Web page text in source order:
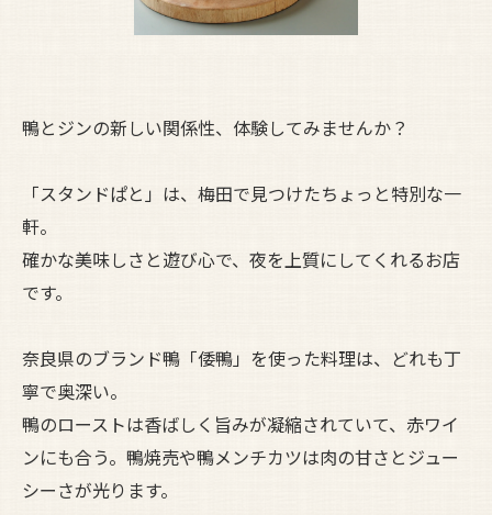
鴨とジンの新しい関係性、体験してみませんか？
「スタンドぱと」は、梅田で見つけたちょっと特別な一
軒。
確かな美味しさと遊び心で、夜を上質にしてくれるお店
です。
奈良県のブランド鴨「倭鴨」を使った料理は、どれも丁
寧で奥深い。
鴨のローストは香ばしく旨みが凝縮されていて、赤ワイ
ンにも合う。鴨焼売や鴨メンチカツは肉の甘さとジュー
シーさが光ります。